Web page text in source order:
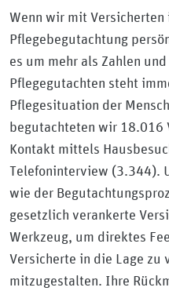
Wenn wir mit Versicherten
Pflegebegutachtung
es um mehr als Zahlen
Pflegegutachten steht
Pflegesituation der
begutachteten wir 18.016
Kontakt mittels
Telefoninterview (3.344).
wie der
gesetzlich verankerte
Werkzeug, um direktes
Versicherte in die Lage zu
mitzugestalten. Ihre